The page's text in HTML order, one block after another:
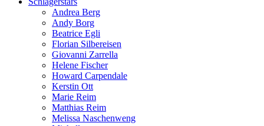
Andrea Berg
Andy Borg
Beatrice Egli
Florian Silbereisen
Giovanni Zarrella
Helene Fischer
Howard Carpendale
Kerstin Ott
Marie Reim
Matthias Reim
Melissa Naschenweng